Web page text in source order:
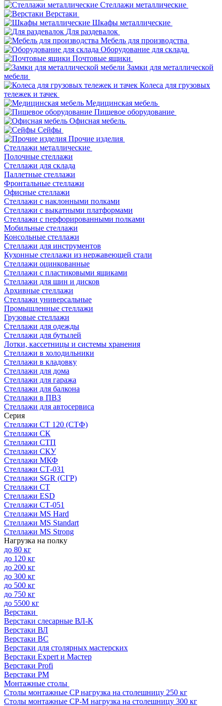
Стеллажи металлические
Верстаки
Шкафы металлические
Для раздевалок
Мебель для производства
Оборудование для склада
Почтовые ящики
Замки для металлической
мебели
Колеса для грузовых
тележек и тачек
Медицинская мебель
Пищевое оборудование
Офисная мебель
Сейфы
Прочие изделия
Стеллажи металлические
Полочные стеллажи
Стеллажи для склада
Паллетные стеллажи
Фронтальные стеллажи
Офисные стеллажи
Стеллажи с наклонными полками
Стеллажи с выкатными платформами
Стеллажи с перфорированными полками
Мобильные стеллажи
Консольные стеллажи
Стеллажи для инструментов
Кухонные стеллажи из нержавеющей стали
Стеллажи оцинкованные
Стеллажи с пластиковыми ящиками
Стеллажи для шин и дисков
Архивные стеллажи
Стеллажи универсальные
Промышленные стеллажи
Грузовые стеллажи
Стеллажи для одежды
Стеллажи для бутылей
Лотки, кассетницы и системы хранения
Стеллажи в холодильники
Стеллажи в кладовку
Стеллажи для дома
Стеллажи для гаража
Стеллажи для балкона
Стеллажи в ПВЗ
Стеллажи для автосервиса
Серия
Стеллажи СТ 120 (СТФ)
Стеллажи СК
Стеллажи СТП
Стеллажи СКУ
Стеллажи МКФ
Стеллажи СТ-031
Стеллажи SGR (СГР)
Стеллажи СТ
Стеллажи ESD
Стеллажи СТ-051
Стеллажи MS Hard
Стеллажи MS Standart
Стеллажи MS Strong
Нагрузка на полку
до 80 кг
до 120 кг
до 200 кг
до 300 кг
до 500 кг
до 750 кг
до 5500 кг
Верстаки
Верстаки слесарные ВЛ-К
Верстаки ВЛ
Верстаки ВС
Верстаки для столярных мастерских
Верстаки Expert и Мастер
Верстаки Profi
Верстаки РМ
Монтажные столы
Столы монтажные СP нагрузка на столешницу 250 кг
Столы монтажные СР-М нагрузка на столешницу 300 кг